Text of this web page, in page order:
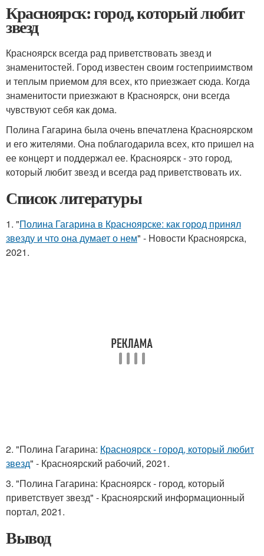
Красноярск: город, который любит
звезд
Красноярск всегда рад приветствовать звезд и
знаменитостей. Город известен своим гостеприимством
и теплым приемом для всех, кто приезжает сюда. Когда
знаменитости приезжают в Красноярск, они всегда
чувствуют себя как дома.
Полина Гагарина была очень впечатлена Красноярском
и его жителями. Она поблагодарила всех, кто пришел на
ее концерт и поддержал ее. Красноярск - это город,
который любит звезд и всегда рад приветствовать их.
Список литературы
1. "Полина Гагарина в Красноярске: как город принял
звезду и что она думает о нем" - Новости Красноярска,
2021.
2. "Полина Гагарина: Красноярск - город, который любит
звезд" - Красноярский рабочий, 2021.
3. "Полина Гагарина: Красноярск - город, который
приветствует звезд" - Красноярский информационный
портал, 2021.
Вывод